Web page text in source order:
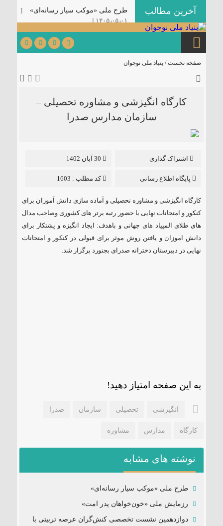
آخرین مطالب طرح ملی «موکب سیار رسانه‌ای»
[
۱۴۰۵٫۰۵٫۰۱ ]
رزمایش ملی «خون‌خواهان پدر
دوازدهمین نشست تخصصی کنش‌گران
مرشد» در کرمان برگزار می‌شود.
[
کتابچه سخنرانی ویژه دهه اول
محرم
[ ۱۴۰۵٫۰۳٫۲۵ ]
بسته جامع محتوایی محرم ویژه
۱۴۰۵٫۰۳٫۲۵ ]
آغاز ثبت‌نام دوره مجازی گفتمان
نهضت ادامه دارد …
طعم شیرین حضور [ ۱۴۰۴٫۱۲٫۱۶ ]
شب های انسجام و وحدت
صفحه نخست / بنیاد ملی نوجوان
کارگاه انگیزشی و مشاوره تحصیلی –
سازمان مدارس صدرا
اشتراک گذاری
پایگاه اطلاع رسانی کد مطلب : 1603
کارگاه انگیزشی و مشاوره تحصیلی و آماده سازی دانش آموزان برای
کنکور و امتحانات نهایی با حضور رتبه برتر های کشوری وصاحب مدال
های طلای المپیاد های جهانی و باهدف: ایجاد انگیزه و پشتکار برای
دانش اموزان و یافتن روش موثر برای قبولی در کنکور و امتحانات
نهایی در دبیرستان دخترانه صدرای بجنورد برگزار شد.
به این صفحه امتیاز دهید!
انگیزشی تحصیلی سازمان صدرا
کارگاه مدارس مشاوره
نوشته های مشابه
طرح ملی «موکب سیار رسانه‌ای»
رزمایش ملی «خون‌خواهان پدر امت»
دوازدهمین نشست تخصصی کنش‌گران عرصه تربیتی با